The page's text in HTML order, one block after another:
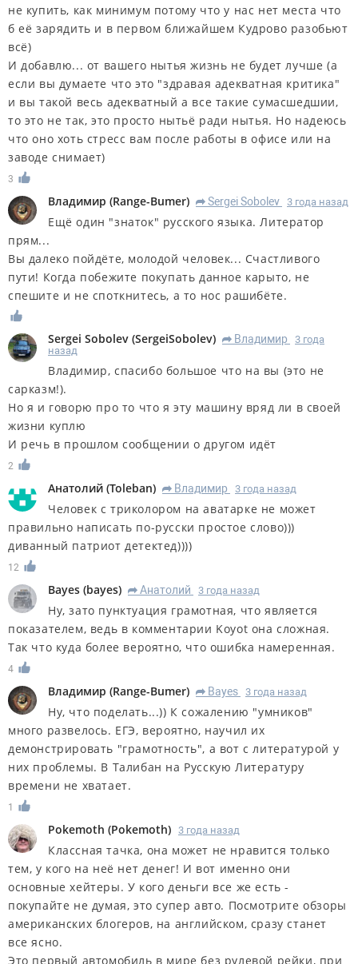
не купить, как минимум потому что у нас нет места что
б её зарядить и в первом ближайшем Кудрово разобьют
всё)
И добавлю... от вашего нытья жизнь не будет лучше (а
если вы думаете что это "здравая адекватная критика"
и вы такой весь адекватный а все такие сумасшедшии,
то это не так, это просто нытьё ради нытья. Но надеюсь
что оно хоть стресс вам после работы в офисе или на
заводе снимает)
3
Владимир (Range-Bumer) R Sergei Sobolev 3 года назад
Ещё один "знаток" русского языка. Литератор
прям...
Вы далеко пойдёте, молодой человек... Счастливого
пути! Когда побежите покупать данное карыто, не
спешите и не споткнитесь, а то нос рашибёте.
Sergei Sobolev (SergeiSobolev) R Владимир
3 года
назад
Владимир, спасибо большое что на вы (это не
сарказм!).
Но я и говорю про то что я эту машину вряд ли в своей
жизни куплю
И речь в прошлом сообщении о другом идёт
2
Анатолий (Toleban) R Владимир 3 года назад
Человек с триколором на аватарке не может
правильно написать по-русски простое слово)))
диванный патриот детектед))))
12
Bayes (bayes) R Анатолий 3 года назад
Ну, зато пунктуация грамотная, что является
показателем, ведь в комментарии Koyot она сложная.
Так что куда более вероятно, что ошибка намеренная.
4
Владимир (Range-Bumer) R Bayes 3 года назад
Ну, что поделать...)) К сожалению "умников"
много развелось. ЕГЭ, вероятно, научил их
демонстрировать "грамотность", а вот с литературой у
них проблемы. В Талибан на Русскую Литературу
времени не хватает.
1
Pokemoth (Pokemoth) 3 года назад
Классная тачка, она может не нравится только
тем, у кого на неё нет денег! И вот именно они
основные хейтеры. У кого деньги все же есть -
покупайте не думая, это супер авто. Посмотрите обзоры
американских блогеров, на английском, сразу станет
все ясно.
Это первый автомобиль в мире без рулевой рейки, при